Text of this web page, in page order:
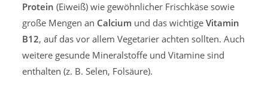
Protein (Eiweiß) wie gewöhnlicher Frischkäse sowie
große Mengen an Calcium und das wichtigeVitamin
B12, auf das vor allem Vegetarier achten sollten. Auch
weitere gesunde Mineralstoffe und Vitamine sind
enthalten (z. B. Selen, Folsäure).